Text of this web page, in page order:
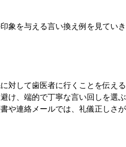
象を与える言い換え例を見ていき
対して歯医者に行くことを伝える
け、端的で丁寧な言い回しを選ぶ
や連絡メールでは、礼儀正しさが